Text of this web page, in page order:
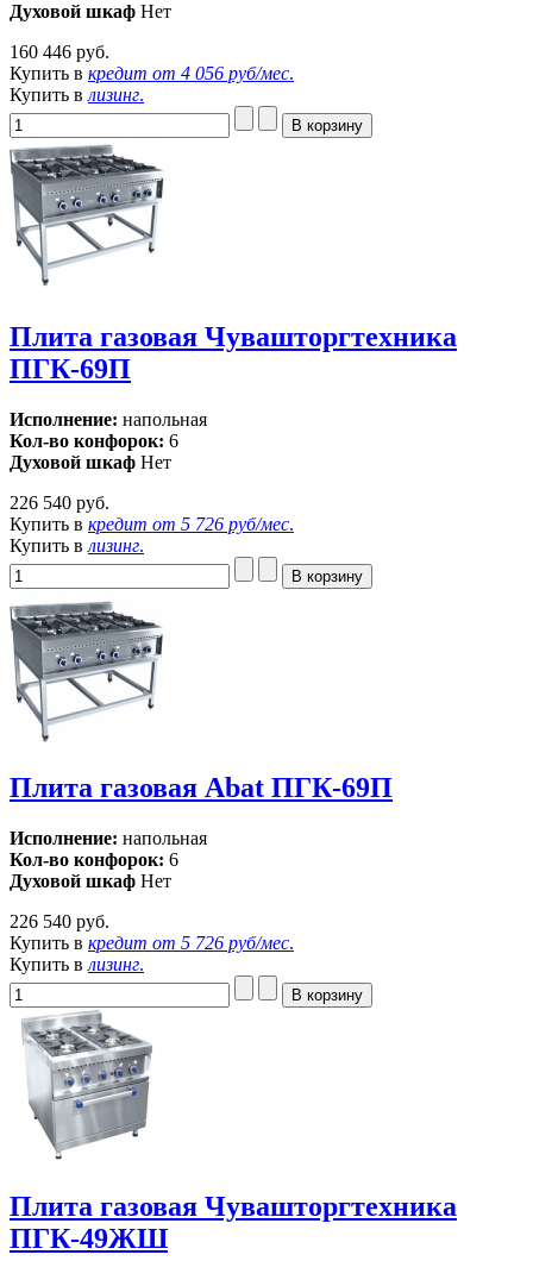
Духовой шкаф Нет
160 446 руб.
Купить в кредит от 4 056 руб/мес.
Купить в лизинг.
Плита газовая Чувашторгтехника
ПГК-69П
Исполнение: напольная
Кол-во конфорок: 6
Духовой шкаф Нет
226 540 руб.
Купить в кредит от 5 726 руб/мес.
Купить в лизинг.
Плита газовая Abat ПГК-69П
Исполнение: напольная
Кол-во конфорок: 6
Духовой шкаф Нет
226 540 руб.
Купить в кредит от 5 726 руб/мес.
Купить в лизинг.
Плита газовая Чувашторгтехника
ПГК-49ЖШ